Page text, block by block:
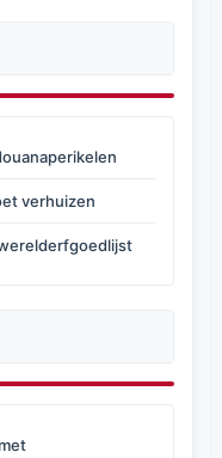
verhuizen